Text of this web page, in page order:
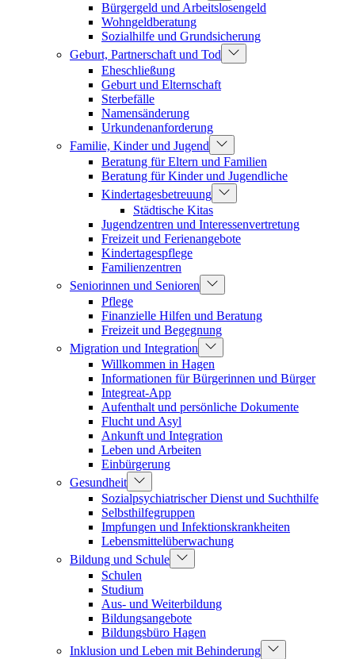
Bürgergeld und Arbeitslosengeld
Wohngeldberatung
Sozialhilfe und Grundsicherung
Geburt, Partnerschaft und Tod
Eheschließung
Geburt und Elternschaft
Sterbefälle
Namensänderung
Urkundenanforderung
Familie, Kinder und Jugend
Beratung für Eltern und Familien
Beratung für Kinder und Jugendliche
Kindertagesbetreuung
Städtische Kitas
Jugendzentren und Interessenvertretung
Freizeit und Ferienangebote
Kindertagespflege
Familienzentren
Seniorinnen und Senioren
Pflege
Finanzielle Hilfen und Beratung
Freizeit und Begegnung
Migration und Integration
Willkommen in Hagen
Informationen für Bürgerinnen und Bürger
Integreat-App
Aufenthalt und persönliche Dokumente
Flucht und Asyl
Ankunft und Integration
Leben und Arbeiten
Einbürgerung
Gesundheit
Sozialpsychiatrischer Dienst und Suchthilfe
Selbsthilfegruppen
Impfungen und Infektionskrankheiten
Lebensmittelüberwachung
Bildung und Schule
Schulen
Studium
Aus- und Weiterbildung
Bildungsangebote
Bildungsbüro Hagen
Inklusion und Leben mit Behinderung